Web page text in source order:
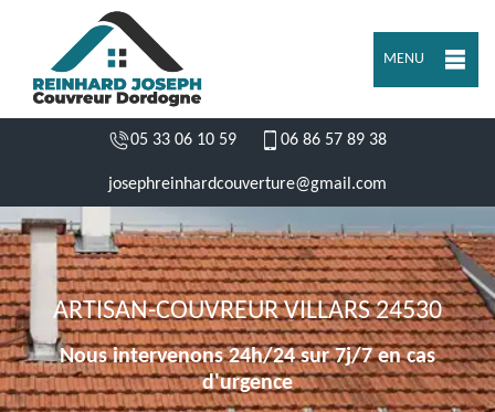
MENU
05 33 06 10 59 06 86 57 89 38
josephreinhardcouverture@gmail.com
ARTISAN-COUVREUR VILLARS 24530
Nous intervenons 24h/24 sur 7j/7 en cas
d'urgence